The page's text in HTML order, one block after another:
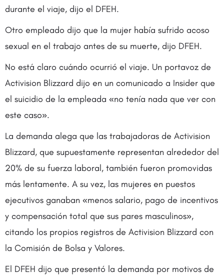
durante el viaje, dijo el DFEH.
Otro empleado dijo que la mujer había sufrido acoso
sexual en el trabajo antes de su muerte, dijo DFEH.
No está claro cuándo ocurrió el viaje. Un portavoz de
Activision Blizzard dijo en un comunicado a Insider que
el suicidio de la empleada «no tenía nada que ver con
este caso».
La demanda alega que las trabajadoras de Activision
Blizzard, que supuestamente representan alrededor del
20% de su fuerza laboral, también fueron promovidas
más lentamente. A su vez, las mujeres en puestos
ejecutivos ganaban «menos salario, pago de incentivos
y compensación total que sus pares masculinos»,
citando los propios registros de Activision Blizzard con
la Comisión de Bolsa y Valores.
El DFEH dijo que presentó la demanda por motivos de